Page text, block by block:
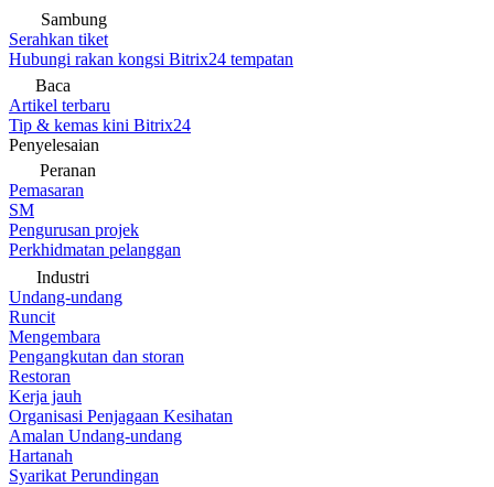
Sambung
Serahkan tiket
Hubungi rakan kongsi Bitrix24 tempatan
Baca
Artikel terbaru
Tip & kemas kini Bitrix24
Penyelesaian
Peranan
Pemasaran
SM
Pengurusan projek
Perkhidmatan pelanggan
Industri
Undang-undang
Runcit
Mengembara
Pengangkutan dan storan
Restoran
Kerja jauh
Organisasi Penjagaan Kesihatan
Amalan Undang-undang
Hartanah
Syarikat Perundingan